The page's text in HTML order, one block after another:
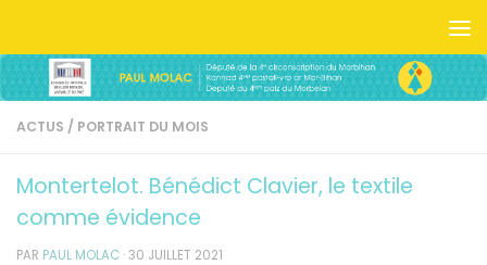
ACTUS / PORTRAIT DU MOIS
Montertelot. Bénédict Clavier, le textile
comme évidence
PAR PAUL MOLAC ·30 JUILLET 2021